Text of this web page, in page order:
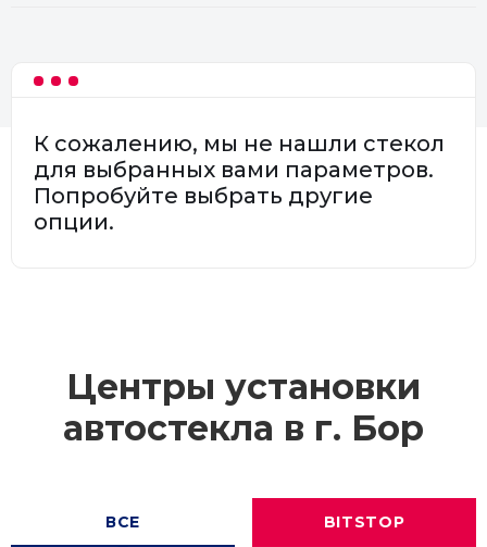
К сожалению, мы не нашли стекол
для выбранных вами параметров.
Попробуйте выбрать другие
опции.
Центры установки
автостекла в г. Бор
ВСЕ BITSTOP